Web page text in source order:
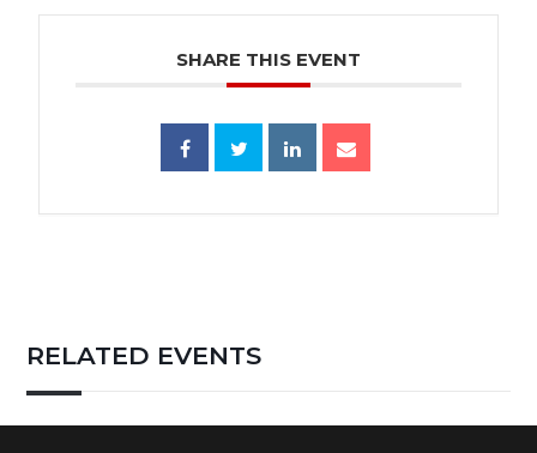
SHARE THIS EVENT
RELATED EVENTS